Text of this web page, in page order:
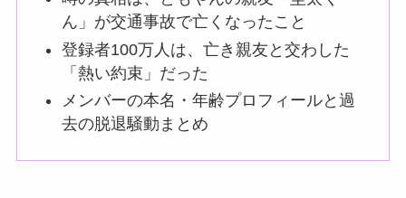
ん」が交通事故で亡くなったこと
登録者100万人は、亡き親友と交わした
「熱い約束」だった
メンバーの本名・年齢プロフィールと過
去の脱退騒動まとめ